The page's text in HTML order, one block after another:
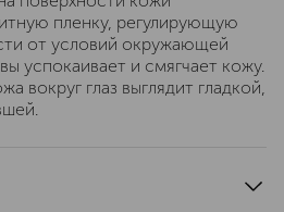
пленку, регулирующую
от условий окружающей
успокаивает и смягчает кожу.
вокруг глаз выглядит гладкой,